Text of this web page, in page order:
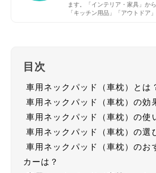
ます。「インテリア・家具」か
「キッチン用品」「アウトドア
目次
車用ネックパッド（車枕）とは
車用ネックパッド（車枕）の効
車用ネックパッド（車枕）の使
車用ネックパッド（車枕）の選
車用ネックパッド（車枕）のお
カーは？